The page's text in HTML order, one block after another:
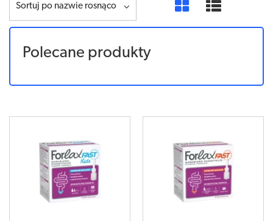
Sortuj po nazwie rosnąco
Polecane produkty